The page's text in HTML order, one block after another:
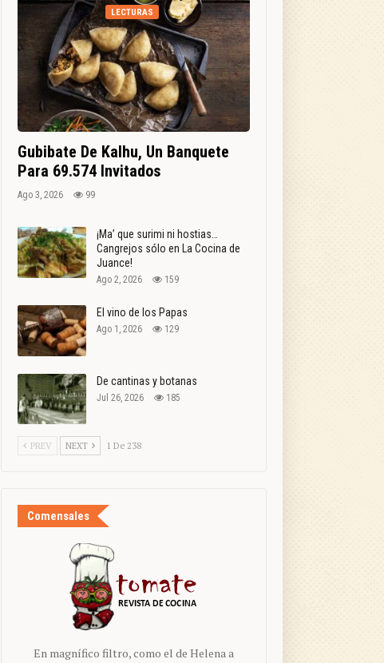
LECTURAS
Gubibate De Kalhu, Un Banquete
Para 69.574 Invitados
Ago 3, 2026 99
¡Ma’ que surimi ni hostias…
Cangrejos sólo en La Cocina de
Juance!
Ago 2, 2026 159
El vino de los Papas
Ago 1, 2026 129
De cantinas y botanas
Jul 26, 2026 185
PREV NEXT 1 De 238
Comensales
En magnífico filtro, como el de Helena a